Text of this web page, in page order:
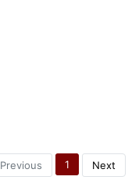
Previous 1 Next